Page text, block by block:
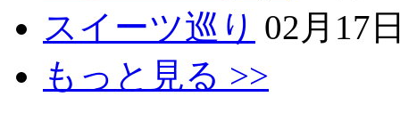
スイーツ巡り 02月17
もっと見る >>